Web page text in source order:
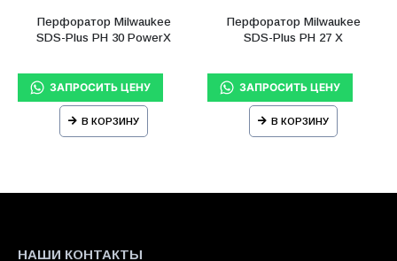
Перфоратор Milwaukee
SDS-Plus PH 30 PowerX
В КОРЗИНУ
Перфоратор Milwaukee
SDS-Plus PH 27 X
В КОРЗИНУ
НАШИ КОНТАКТЫ